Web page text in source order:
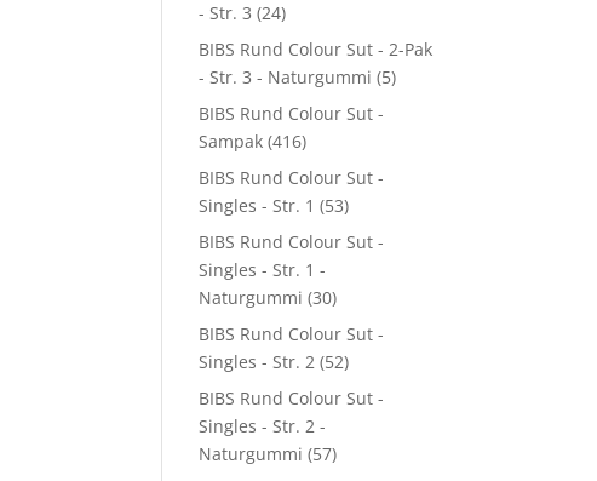
- Str. 3 (24)
BIBS Rund Colour Sut - 2-Pak
- Str. 3 - Naturgummi (5)
BIBS Rund Colour Sut -
Sampak (416)
BIBS Rund Colour Sut -
Singles - Str. 1 (53)
BIBS Rund Colour Sut -
Singles - Str. 1 -
Naturgummi (30)
BIBS Rund Colour Sut -
Singles - Str. 2 (52)
BIBS Rund Colour Sut -
Singles - Str. 2 -
Naturgummi (57)